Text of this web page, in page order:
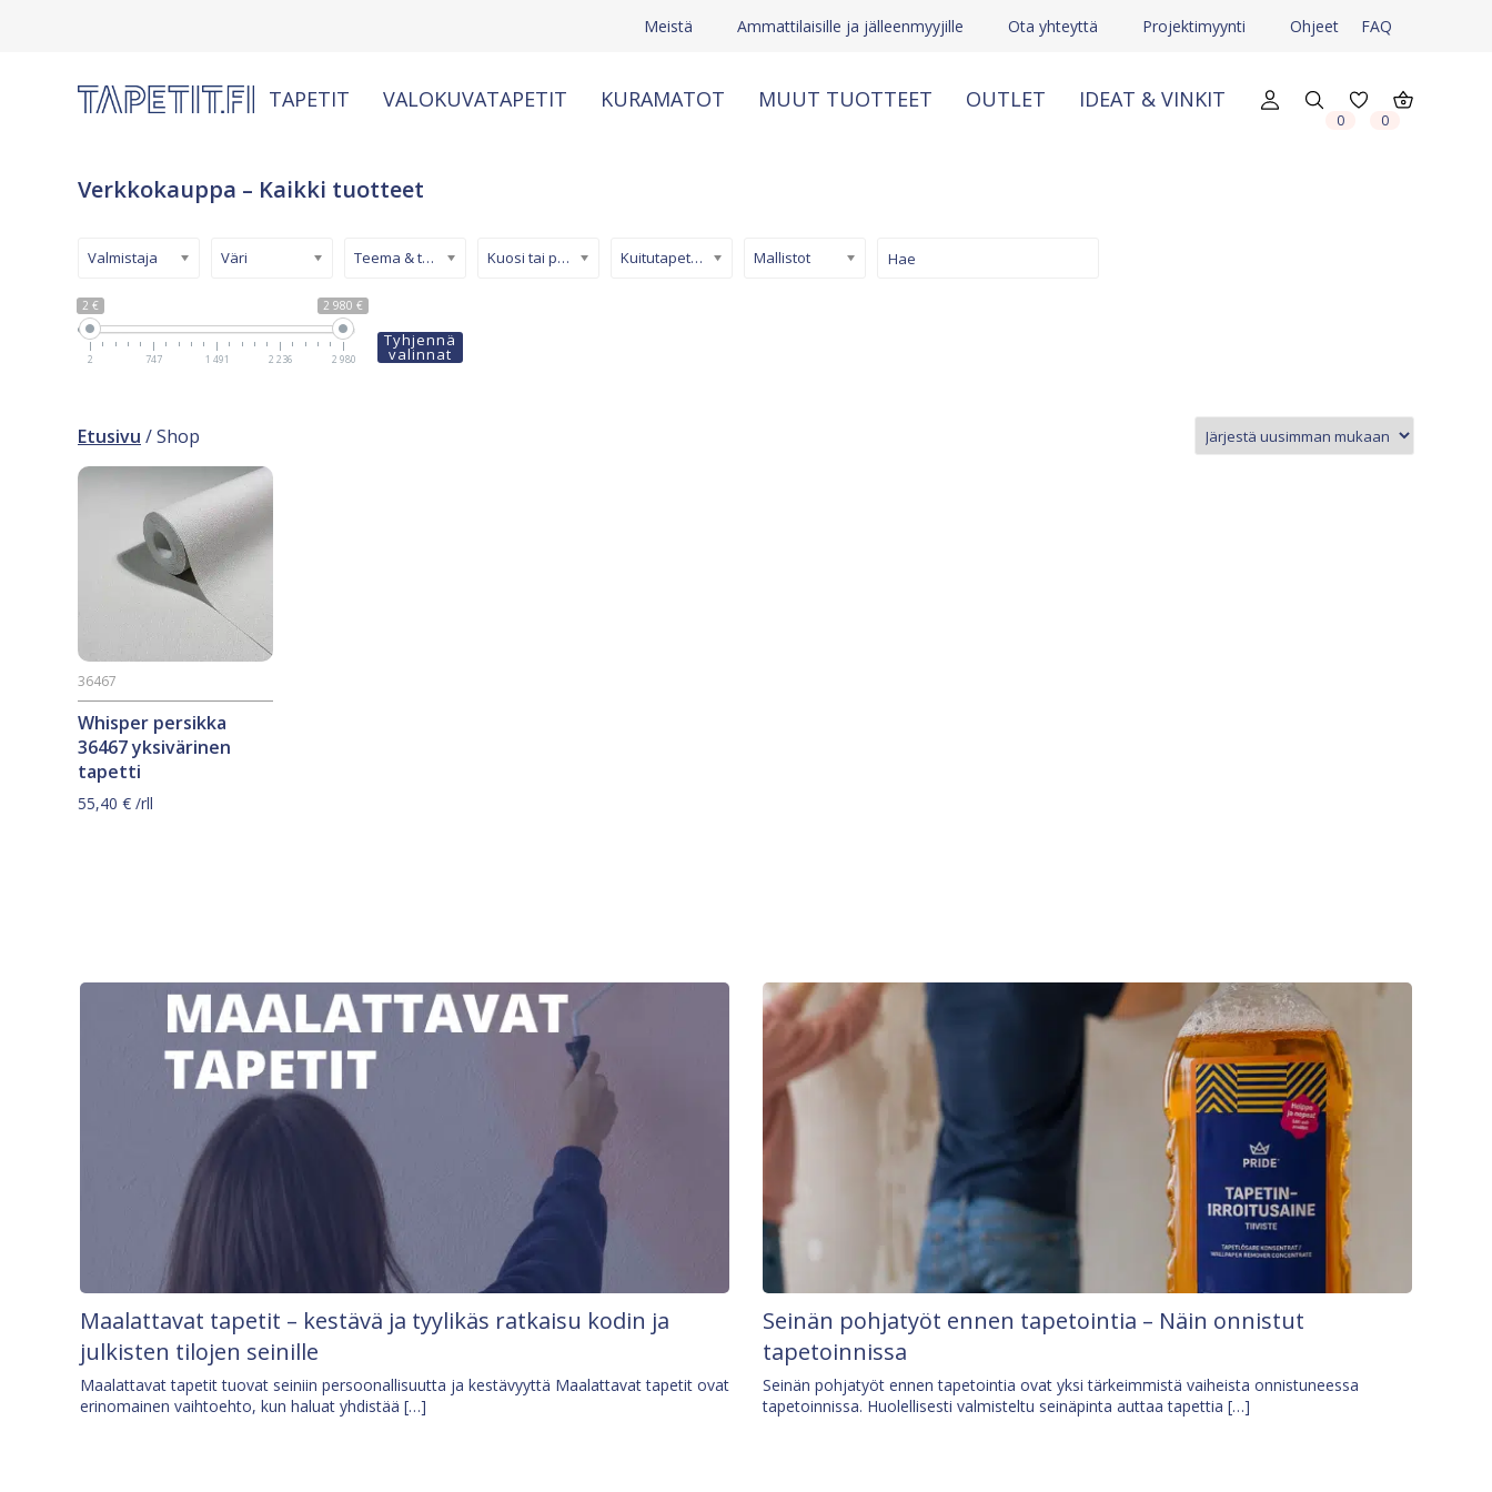
Meistä Ammattilaisille ja jälleenmyyjille Ota yhteyttä Projektimyynti Ohjeet FAQ
TAPETIT VALOKUVATAPETIT KURAMATOT MUUT TUOTTEET OUTLET IDEAT & VINKIT
0 0
Verkkokauppa – Kaikki tuotteet
2 € 2 980 €
2 747 1 491 2 236 2 980
Valmistaja Väri Teema & tyyli Kuosi tai pinta Kuitutapetti (non-woven) Mallistot
Tyhjennä
valinnat
Etusivu / Shop
Whisper persikka
36467 yksivärinen
tapetti
36467
55,40 € /rll
Maalattavat tapetit – kestävä ja tyylikäs ratkaisu kodin ja
julkisten tilojen seinille
Maalattavat tapetit tuovat seiniin persoonallisuutta ja kestävyyttä Maalattavat tapetit ovat
erinomainen vaihtoehto, kun haluat yhdistää […]
Seinän pohjatyöt ennen tapetointia – Näin onnistut
tapetoinnissa
Seinän pohjatyöt ennen tapetointia ovat yksi tärkeimmistä vaiheista onnistuneessa
tapetoinnissa. Huolellisesti valmisteltu seinäpinta auttaa tapettia […]